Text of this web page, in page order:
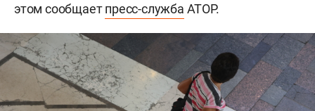
этом сообщаетпресс-служба АТОР.